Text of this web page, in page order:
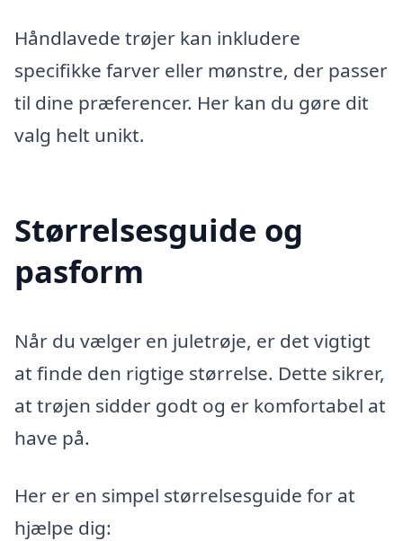
Håndlavede trøjer kan inkludere
specifikke farver eller mønstre, der passer
til dine præferencer. Her kan du gøre dit
valg helt unikt.
Størrelsesguide og
pasform
Når du vælger en juletrøje, er det vigtigt
at finde den rigtige størrelse. Dette sikrer,
at trøjen sidder godt og er komfortabel at
have på.
Her er en simpel størrelsesguide for at
hjælpe dig: